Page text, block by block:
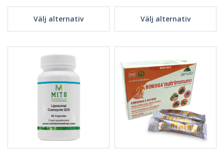
Välj alternativ Välj alternativ